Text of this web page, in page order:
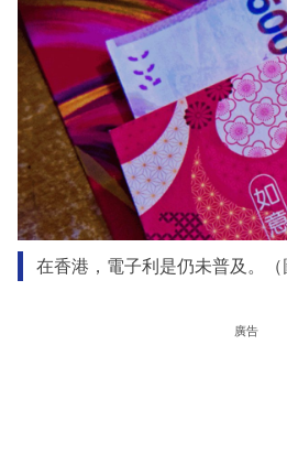
在香港，電子利是仍未普及。（
廣告